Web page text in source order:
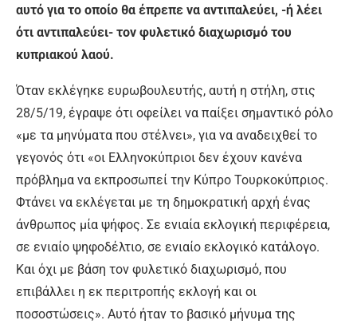
αυτό για το οποίο θα έπρεπε να αντιπαλεύει, -ή λέει
ότι αντιπαλεύει- τον φυλετικό διαχωρισμό του
κυπριακού λαού.
Όταν εκλέγηκε ευρωβουλευτής, αυτή η στήλη, στις
28/5/19, έγραψε ότι οφείλει να παίξει σημαντικό ρόλο
«με τα μηνύματα που στέλνει», για να αναδειχθεί το
γεγονός ότι «οι Ελληνοκύπριοι δεν έχουν κανένα
πρόβλημα να εκπροσωπεί την Κύπρο Τουρκοκύπριος.
Φτάνει να εκλέγεται με τη δημοκρατική αρχή ένας
άνθρωπος μία ψήφος. Σε ενιαία εκλογική περιφέρεια,
σε ενιαίο ψηφοδέλτιο, σε ενιαίο εκλογικό κατάλογο.
Και όχι με βάση τον φυλετικό διαχωρισμό, που
επιβάλλει η εκ περιτροπής εκλογή και οι
ποσοστώσεις». Αυτό ήταν το βασικό μήνυμα της